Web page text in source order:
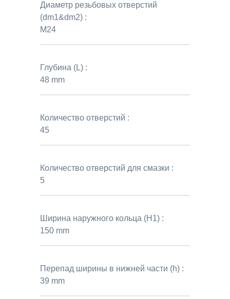
Диаметр резьбовых отверстий
(dm1&dm2) :
M24
Глубина (L) :
48 mm
Количество отверстий :
45
Количество отверстий для смазки :
5
Ширина наружного кольца (H1) :
150 mm
Перепад ширины в нижней части (h) :
39 mm